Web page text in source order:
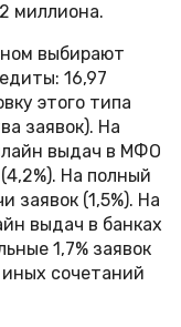
миллиона.
выбирают
16,97
этого типа
заявок). На
выдач в МФО
На полный
заявок (1,5%). На
выдач в банках
1,7% заявок
сочетаний